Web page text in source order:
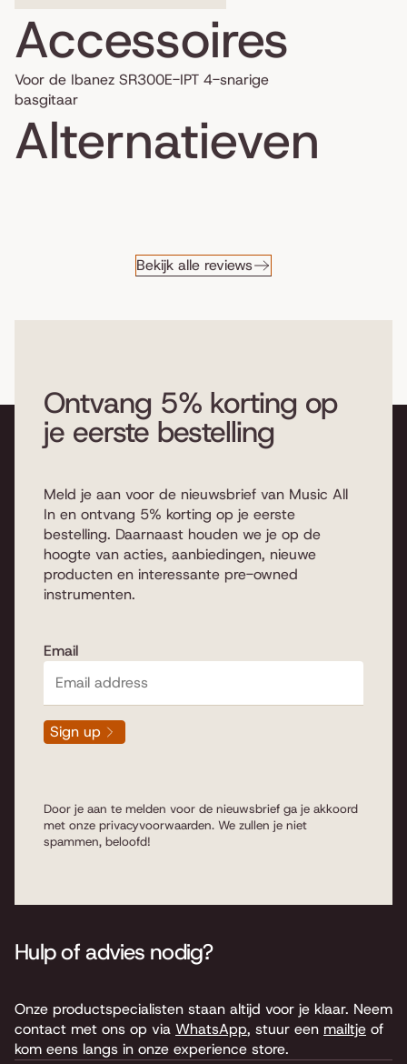
Accessoires
Voor de Ibanez SR300E-IPT 4-snarige
basgitaar
Alternatieven
Bekijk alle reviews
Ontvang 5% korting op
je eerste bestelling
Meld je aan voor de nieuwsbrief van Music All
In en ontvang 5% korting op je eerste
bestelling. Daarnaast houden we je op de
hoogte van acties, aanbiedingen, nieuwe
producten en interessante pre-owned
instrumenten.
Email
Sign up
Door je aan te melden voor de nieuwsbrief ga je akkoord
met onze privacyvoorwaarden. We zullen je niet
spammen, beloofd!
Hulp of advies nodig?
Onze productspecialisten staan altijd voor je klaar. Neem
contact met ons op via WhatsApp, stuur een mailtje of
kom eens langs in onze experience store.